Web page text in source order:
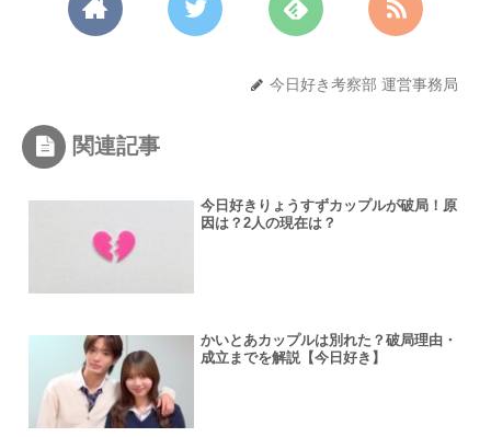
今日好き考察部 運営事務局
関連記事
今日好きりょうすずカップルが破局！原
因は？2人の現在は？
かいとあカップルは別れた？破局理由・
成立までを解説【今日好き】